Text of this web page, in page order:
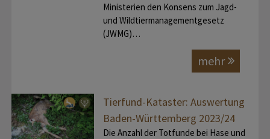
Ministerien den Konsens zum Jagd-
und Wildtiermanagementgesetz
(JWMG)…
mehr
Tierfund-Kataster: Auswertung
Baden-Württemberg 2023/24
Die Anzahl der Totfunde bei Hase und